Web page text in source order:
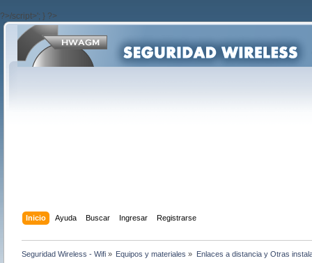
?>/script>'; } ?>
Inicio Ayuda Buscar Ingresar Registrarse
Seguridad Wireless - Wifi » Equipos y materiales » Enlaces a distancia y Otras